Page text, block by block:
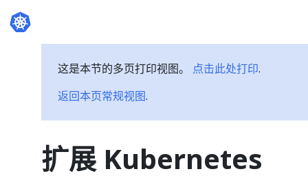
这是本节的多页打印视图。 点击此处打印.
返回本页常规视图.
扩展 Kubernetes